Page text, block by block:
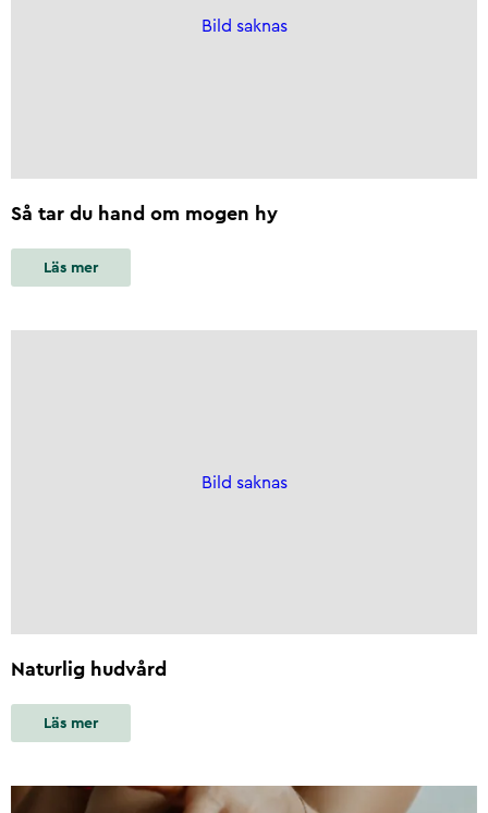
Bild saknas
Så tar du hand om mogen hy
Läs mer
Bild saknas
Naturlig hudvård
Läs mer